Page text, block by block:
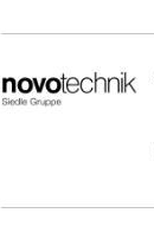
Novotechnik